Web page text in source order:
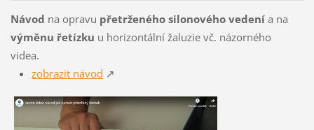
Návod na opravu přetrženého silonového vedenía na
výměnu řetízku u horizontální žaluzie vč. názorného
videa.
zobrazit návod ↗